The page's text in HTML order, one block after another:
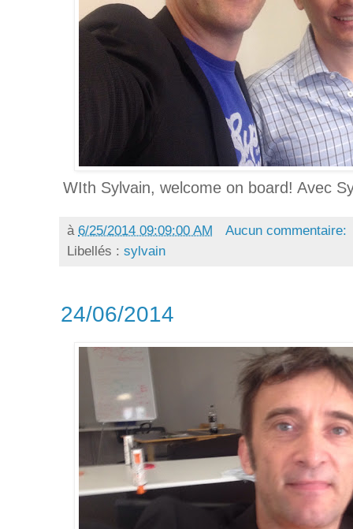
WIth Sylvain, welcome on board! Avec
à 6/25/2014 09:09:00 AM
Aucun commentaire:
Libellés : sylvain
24/06/2014